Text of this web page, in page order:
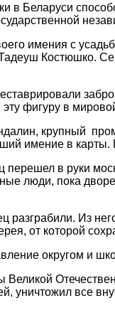
в Беларуси
имения с
Костюшко.
фигуру в
крупный
имение в карты.
перешел в руки
люди, пока
Из
от которой
округом и
уничтожил все